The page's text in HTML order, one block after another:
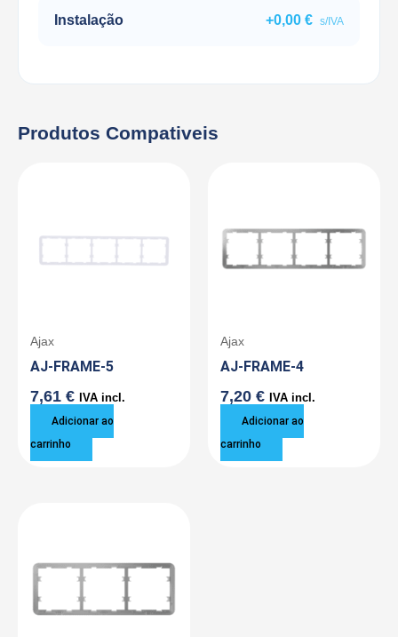
Instalação +0,00 € s/IVA
Produtos Compativeis
Ajax
AJ-FRAME-5
7,61 € IVA incl.
Adicionar ao
carrinho
Ajax
AJ-FRAME-4
7,20 € IVA incl.
Adicionar ao
carrinho